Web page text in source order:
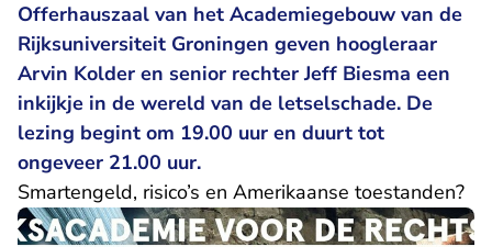
Offerhauszaal van het Academiegebouw van de
Rijksuniversiteit Groningen geven hoogleraar
Arvin Kolder en senior rechter Jeff Biesma een
inkijkje in de wereld van de letselschade. De
lezing begint om 19.00 uur en duurt tot
ongeveer 21.00 uur.
Smartengeld, risico’s en Amerikaanse toestanden?